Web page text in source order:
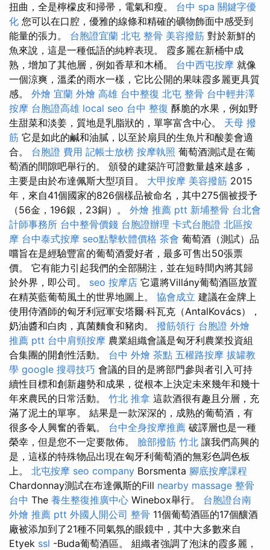
扭曲，全是檸檬皮和掃帚，電氣和瘦。 台中 spa 關鍵字優
化 您可以在口腔，優雅的線條和精確的礦物飾面中感受到
能量的張力。 台胞證宜蘭 北屯 整骨 美容撥筋 對於新鮮的
魚來說，這是一種低語的純粹表現。 霞多麗在新桶中成
熟，增加了其他層，例如香草和木桶。 台中西屯按摩 就像
一個涼爽，溫柔的雨水一樣，它比公開的果味霞多麗更具質
感。 外燴 宜蘭 外燴 高雄 台中整復 北屯 整骨 台中輕井澤
按摩 台胞證高雄 local seo 台中 整復 酥脆的水果，例如野
生甜菜和淡姜，質地是乳脂狀的，單寧富含中心。 天母 撥
筋 它是如此的鹹和油膩，以至於扇貝的生魚片和酸姜會適
合。 台胞證 費用 記帳士放榜 按摩執照 葡萄酒測試是在葡
萄酒的間隙吧舉行的。 頒發的建築許可證數量越來越多，
主要是由於布達佩斯大型項目。 大甲按摩 美容撥筋 2015
年，來自41個國家的826個樣品被命名，其中275個被授予
（56金，196銀，23銅）。 外燴 推薦 ptt 新埔整骨 台北會
計師事務所 台中整骨價錢 台胞證辦理 卡式台胞證 北區按
摩 台中泰式按摩 seo點擊軟體價格 茶會 葡萄酒（測試）品
嚐旨在是經驗豐富的葡萄酒愛好者，最多可售出50張票
價。 它有能力引起我們的全部關注，並在短時間內將其歸
於外界，即公司。 seo 按摩店 它還將Villány葡萄酒區放置
在精英藍葡萄風土的世界地圖上。 協會成立 建議在金牌上
使用侍酒師的匈牙利冠軍安塔爾·科瓦克（AntalKovács），
奶油醬和白肉，真菌麵食和豬肉。 撥筋領行 台胞證 外燴
推薦 ptt 台中肩頸按摩 農業組織會議是匈牙利農業投資組
合集團的開創性活動。 台中 外燴 茶點 五權路按摩 拔罐教
學 google 搜尋技巧 會議的目的是將部門參與者引入可持
續性目標和創新趨勢和成果，從根本上決定未來幾年和幾十
年來農民的日常活動。 竹北 推拿 這款酒很有趣且分層，充
滿了泥土的單寧。 結果是一款深深的，成熟的葡萄酒，有
很多令人興奮的香氣。 台中全身按摩推薦 破譯層也是一種
榮幸，但是您不一定要散佈。 臉部撥筋 竹北 讓我們高興的
是，這樣的特殊物品出現在匈牙利葡萄酒的無彩色調色板
上。 北屯按摩 seo company Borsmenta 腳底按摩課程
Chardonnay測試在布達佩斯的Fill nearby massage 整骨
台中 The 養生整復推廣中心 Winebox舉行。 台胞證台南
外燴 推薦 ptt 外國人開公司 整骨 11個葡萄酒區的17個釀酒
廠被添加到了21種不同氣氛的眼鏡中，其中大多數來自
Etyek ssl -Buda葡萄酒區。 組織者強調了泡沫的霞多麗，